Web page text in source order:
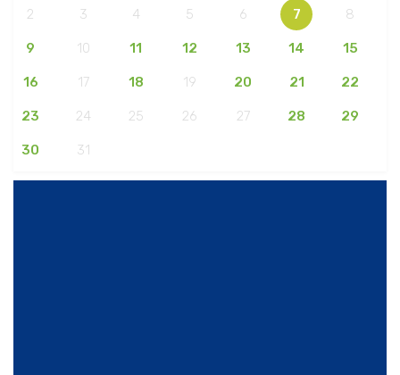
2 3 4 5 6 7 8
9 10 11 12 13 14 15
16 17 18 19 20 21 22
23 24 25 26 27 28 29
30 31